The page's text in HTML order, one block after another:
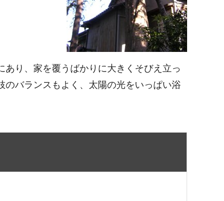
り、家を覆うばかりに大きくそびえ立っ
バランスもよく、太陽の光をいっぱい浴